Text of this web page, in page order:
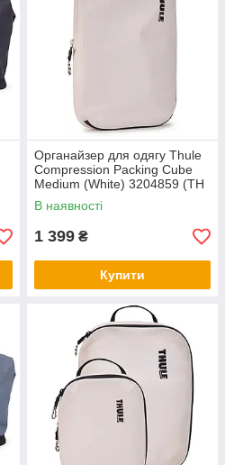
Органайзер для одягу Thule
Compression Packing Cube
Medium (White) 3204859 (TH
3204859)
В наявності
1 399 ₴
Купити